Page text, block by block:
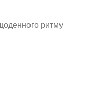
ритму